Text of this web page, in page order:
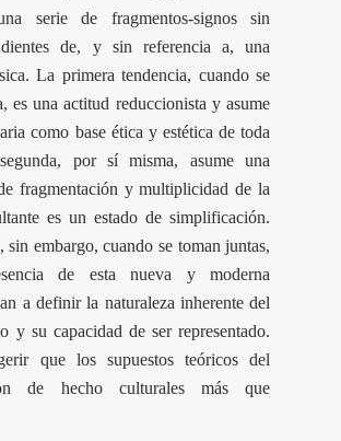
serie de fragmentos-signos sin
de, y sin referencia a, una
La primera tendencia, cuando se
es una actitud reduccionista y asume
como base ética y estética de toda
por sí misma, asume una
fragmentación y multiplicidad de la
es un estado de simplificación.
sin embargo, cuando se toman juntas,
de esta nueva y moderna
a definir la naturaleza inherente del
y su capacidad de ser representado.
que los supuestos teóricos del
de hecho culturales más que